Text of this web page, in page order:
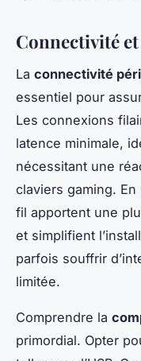
Connectivité
La connectivité
essentiel pour
Les connexions
latence minimale,
nécessitant une
claviers gaming.
fil apportent une
et simplifient
parfois souffrir
limitée.
Comprendre la
primordial. Opter